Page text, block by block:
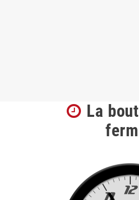
La